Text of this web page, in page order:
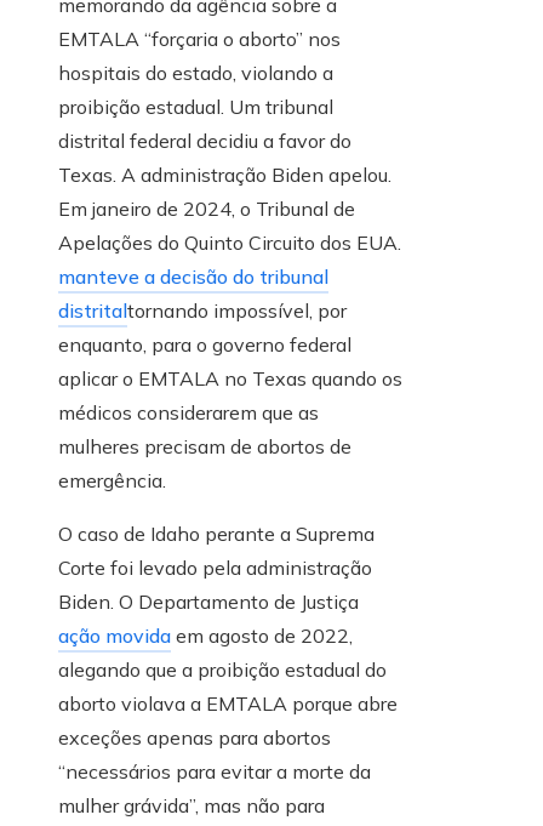
memorando da agência sobre a
EMTALA “forçaria o aborto” nos
hospitais do estado, violando a
proibição estadual. Um tribunal
distrital federal decidiu a favor do
Texas. A administração Biden apelou.
Em janeiro de 2024, o Tribunal de
Apelações do Quinto Circuito dos EUA.
manteve a decisão do tribunal
distritaltornando impossível, por
enquanto, para o governo federal
aplicar o EMTALA no Texas quando os
médicos considerarem que as
mulheres precisam de abortos de
emergência.
O caso de Idaho perante a Suprema
Corte foi levado pela administração
Biden. O Departamento de Justiça
ação movida em agosto de 2022,
alegando que a proibição estadual do
aborto violava a EMTALA porque abre
exceções apenas para abortos
“necessários para evitar a morte da
mulher grávida”, mas não para